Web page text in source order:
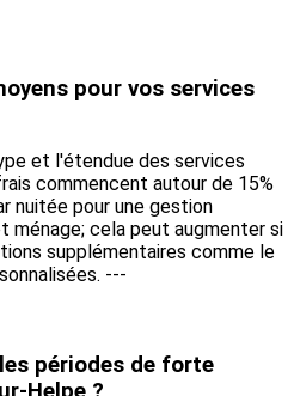
pour vos services
et l'étendue des services
commencent autour de 15%
nuitée pour une gestion
cela peut augmenter si
supplémentaires comme le
---
périodes de forte